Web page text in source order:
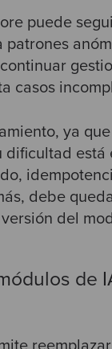
puede
casos
ya
dificultad
debe
del
de